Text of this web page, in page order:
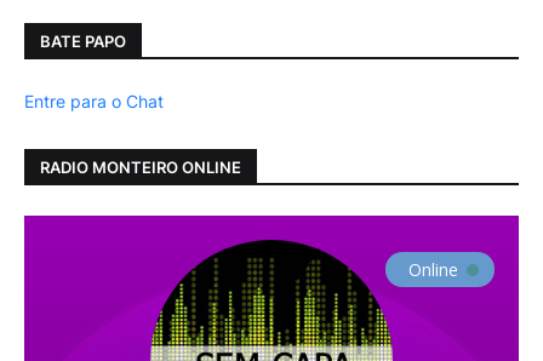
BATE PAPO
Entre para o Chat
RADIO MONTEIRO ONLINE